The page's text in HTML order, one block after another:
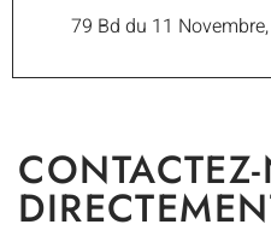
79 Bd du 11